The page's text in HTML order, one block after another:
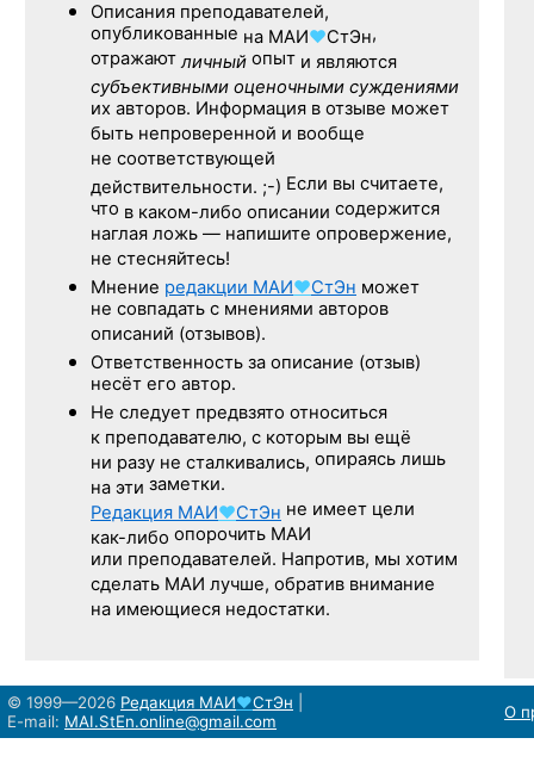
Описания преподавателей,
опубликованные на МАИ♥СтЭн,
отражаютличный опыт и являются
субъективными оценочными суждениями
их авторов. Информация в отзыве может
быть непроверенной и вообще
не соответствующей
действительности. ;-) Если вы считаете,
что в каком-либо описании содержится
наглая ложь — напишите опровержение,
не стесняйтесь!
Мнение редакции МАИ♥СтЭн может
не совпадать с мнениями авторов
описаний (отзывов).
Ответственность за описание (отзыв)
несёт его автор.
Не следует предвзято относиться
к преподавателю, с которым вы ещё
ни разу не сталкивались, опираясь лишь
на эти заметки.
Редакция МАИ♥СтЭн не имеет цели
как-либо опорочить МАИ
или преподавателей. Напротив, мы хотим
сделать МАИ лучше, обратив внимание
на имеющиеся недостатки.
© 1999—2026 Редакция МАИ♥СтЭн
E-mail: MAI.StEn.online@gmail.com О